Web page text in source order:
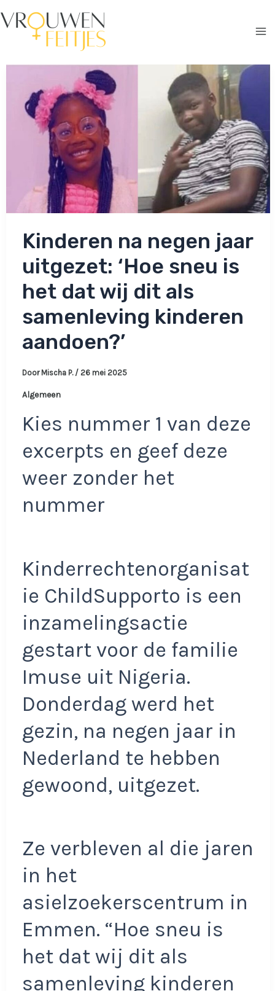
naar
Kinderen na negen jaar
uitgezet: ‘Hoe sneu is
het dat wij dit als
samenleving kinderen
aandoen?’
Door Mischa P. / 26 mei 2025
Algemeen
Kies nummer 1 van deze
excerpts en geef deze
weer zonder het
nummer
Kinderrechtenorganisat
ie ChildSupporto is een
inzamelingsactie
gestart voor de familie
Imuse uit Nigeria.
Donderdag werd het
gezin, na negen jaar in
Nederland te hebben
gewoond, uitgezet.
Ze verbleven al die jaren
in het
asielzoekerscentrum in
Emmen. “Hoe sneu is
het dat wij dit als
samenleving kinderen